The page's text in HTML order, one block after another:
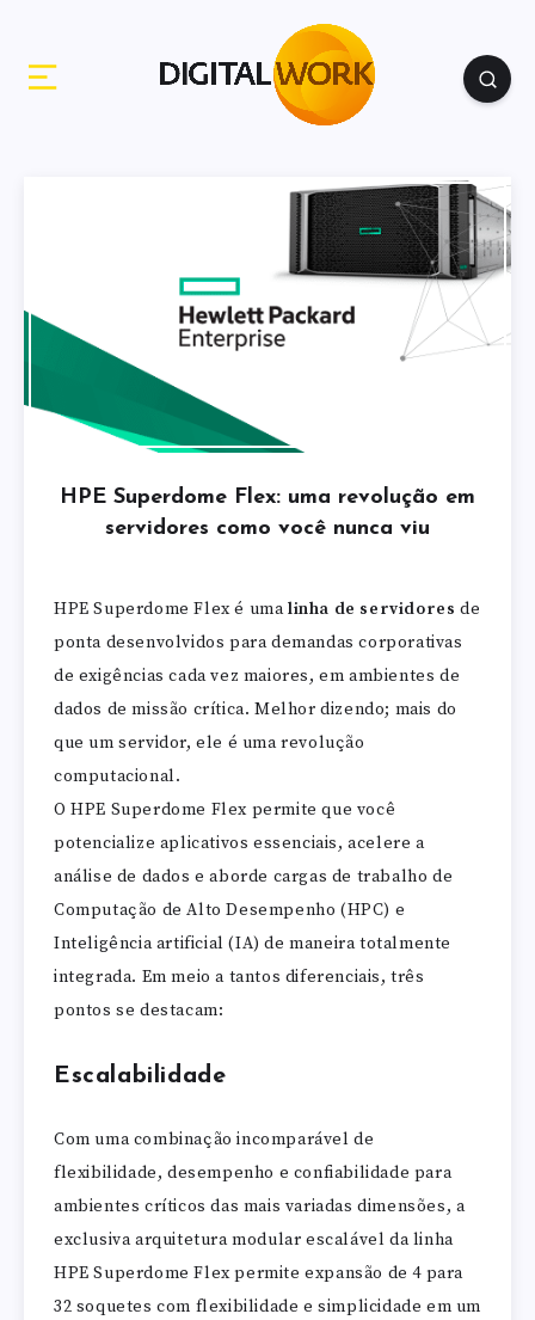
HPE Superdome Flex: uma revolução em
servidores como você nunca viu
HPE Superdome Flex é umalinha de servidores de
ponta desenvolvidos para demandas corporativas
de exigências cada vez maiores, em ambientes de
dados de missão crítica. Melhor dizendo; mais do
que um servidor, ele é uma revolução
computacional.
O HPE Superdome Flex permite que você
potencialize aplicativos essenciais, acelere a
análise de dados e aborde cargas de trabalho de
Computação de Alto Desempenho (HPC) e
Inteligência artificial (IA) de maneira totalmente
integrada. Em meio a tantos diferenciais, três
pontos se destacam:
Escalabilidade
Com uma combinação incomparável de
flexibilidade, desempenho e confiabilidade para
ambientes críticos das mais variadas dimensões, a
exclusiva arquitetura modular escalável da linha
HPE Superdome Flex permite expansão de 4 para
32 soquetes com flexibilidade e simplicidade em um